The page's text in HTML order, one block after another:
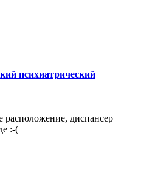
психиатрический
диспансер
:-(